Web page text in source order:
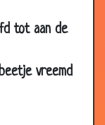
tot aan de
vreemd
3.58
3.35